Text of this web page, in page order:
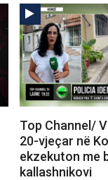
Top Channel/
20-vjeçar në
ekzekuton me
kallashnikovi